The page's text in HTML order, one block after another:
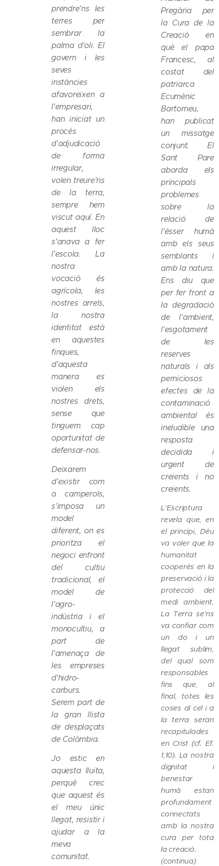
prendre'ns les
terres per
sembrar la
palma d'oli. El
govern i les
seves
instàncies
afavoreixen a
l'empresari,
han iniciat un
procés
d'adjudicació
de forma
irregular,
volen treure'ns
de la terra,
sempre hem
viscut aquí. En
aquest lloc
s'anava a fer
l'escola. La
nostra
vocació és
agrícola, les
nostres arrels,
la nostra
identitat està
en aquestes
finques,
d'aquesta
manera es
violen els
nostres drets,
sense que
tinguem cap
oportunitat de
defensar-nos.
Deixarem
d'existir com
a camperols,
s'imposa un
model
diferent, on es
prioritza el
negoci enfront
del cultiu
tradicional, el
model de
l'agro-
indústria i el
monocultiu, a
part de
l'amenaça de
les empreses
d'hidro-
carburs.
Serem part de
la gran llista
de desplaçats
de Colòmbia.
Jo estic en
aquesta lluita,
perquè crec
que aquest és
el meu únic
llegat, resistir i
ajudar a la
meva
comunitat.
Pregària per
la Cura de la
Creació en
què el papa
Francesc, al
costat del
patriarca
Ecumènic
Bartomeu,
han publicat
un missatge
conjunt. El
Sant Pare
aborda els
principals
problemes
sobre la
relació de
l'ésser humà
amb els seus
semblants i
amb la natura.
Ens diu que
per fer front a
la degradació
de l'ambient,
l'esgotament
de les
reserves
naturals i als
perniciosos
efectes de la
contaminació
ambiental és
ineludible una
resposta
decidida i
urgent de
creients i no
creients.
L'Escriptura
revela que, en
el principi, Déu
va voler que la
humanitat
cooperés en la
preservació i la
protecció del
medi ambient.
La Terra se'ns
va confiar com
un do i un
llegat sublim,
del qual som
responsables
fins que, al
final, totes les
coses al cel i a
la terra seran
recapitulades
en Crist (cf. Ef.
1,10). La nostra
dignitat i
benestar
humà estan
profundament
connectats
amb la nostra
cura per tota
la creació.
(continua)